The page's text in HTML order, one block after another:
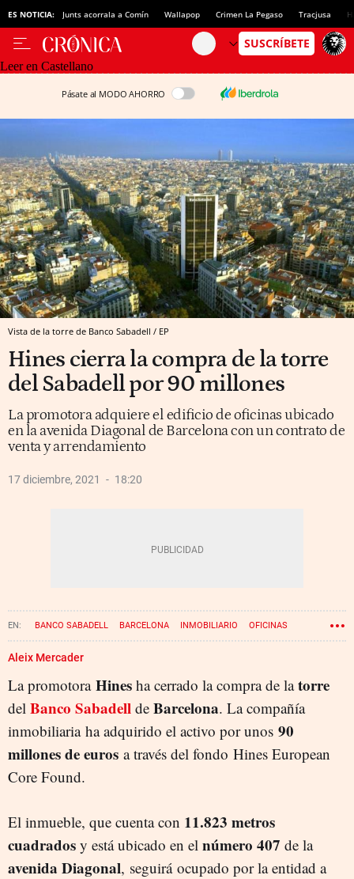
ES NOTICIA: Junts acorrala a Comín Wallapop Crimen La Pegaso Tracjusa
Leer en Castellano
Pásate al MODO AHORRO
Vista de la torre de Banco Sabadell / EP
Hines cierra la compra de la torre
del Sabadell por 90 millones
La promotora adquiere el edificio de oficinas ubicado
en la avenida Diagonal de Barcelona con un contrato de
venta y arrendamiento
17 diciembre, 2021 18:20
BANCO SABADELL BARCELONA INMOBILIARIO OFICINAS
CÉSAR GONZÁLEZ-BUENO
Aleix Mercader
La promotora Hines ha cerrado la compra de latorre
del Banco Sabadell de Barcelona. La compañía
inmobiliaria ha adquirido el activo por unos 90
millones de euros a través del fondo Hines European
Core Found.
El inmueble, que cuenta con 11.823 metros
cuadrados y está ubicado en el número 407 de la
avenida Diagonal, seguirá ocupado por la entidad a